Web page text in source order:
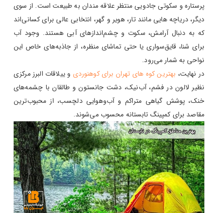
پرستاره و سکوتی جادویی منتظر علاقه مندان به طبیعت است. از سوی
دیگر، دریاچه هایی مانند تار، هویر و گهر، انتخابی عالی برای کسانی‌اند
که به دنبال آرامش، سکوت و چشم‌اندازهای آبی هستند. وجود آب
برای شنا، قایق‌سواری یا حتی تماشای منظره، از جاذبه‌های خاص این
نواحی به شمار می‌رود.
در نهایت، بهترین کوه های تهران برای کوهنوردی و ییلاقات البرز مرکزی
نظیر لالون در فشم، آب‌نیک، دشت جانستون و طالقان با چشمه‌های
خنک، پوشش گیاهی متراکم و آب‌وهوایی دلچسب، از محبوب‌ترین
مقاصد برای کمپینگ تابستانه محسوب می‌شوند.